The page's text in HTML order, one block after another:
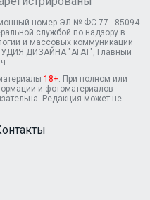
номер ЭЛ № ФС 77 - 85094
службой по надзору в
и массовых коммуникаций
ДИЗАЙНА "АГАТ", Главный
18+ . При полном или
и фотоматериалов
Редакция может не